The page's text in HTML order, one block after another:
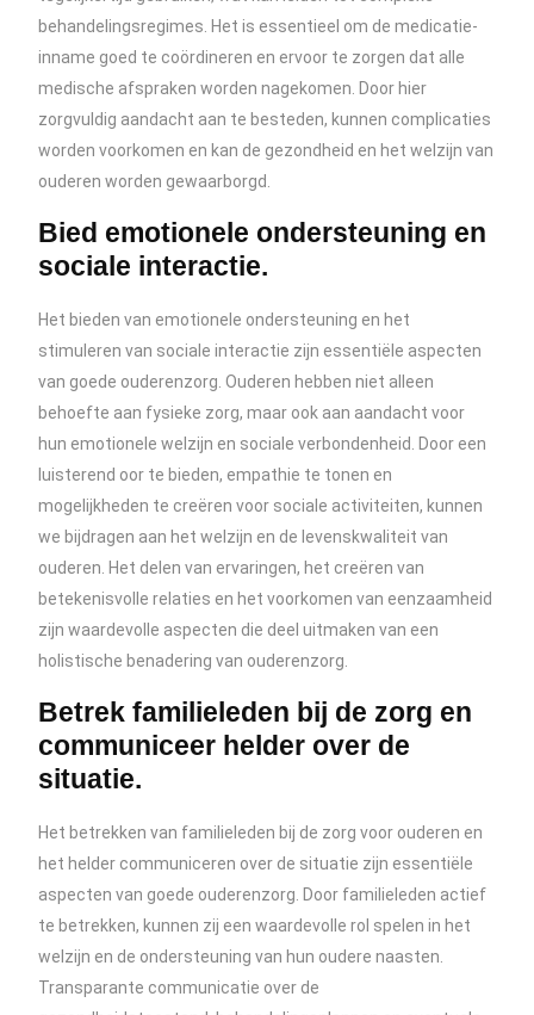
behandelingsregimes. Het is essentieel om de medicatie-
inname goed te coördineren en ervoor te zorgen dat alle
medische afspraken worden nagekomen. Door hier
zorgvuldig aandacht aan te besteden, kunnen complicaties
worden voorkomen en kan de gezondheid en het welzijn van
ouderen worden gewaarborgd.
Bied emotionele ondersteuning en
sociale interactie.
Het bieden van emotionele ondersteuning en het
stimuleren van sociale interactie zijn essentiële aspecten
van goede ouderenzorg. Ouderen hebben niet alleen
behoefte aan fysieke zorg, maar ook aan aandacht voor
hun emotionele welzijn en sociale verbondenheid. Door een
luisterend oor te bieden, empathie te tonen en
mogelijkheden te creëren voor sociale activiteiten, kunnen
we bijdragen aan het welzijn en de levenskwaliteit van
ouderen. Het delen van ervaringen, het creëren van
betekenisvolle relaties en het voorkomen van eenzaamheid
zijn waardevolle aspecten die deel uitmaken van een
holistische benadering van ouderenzorg.
Betrek familieleden bij de zorg en
communiceer helder over de
situatie.
Het betrekken van familieleden bij de zorg voor ouderen en
het helder communiceren over de situatie zijn essentiële
aspecten van goede ouderenzorg. Door familieleden actief
te betrekken, kunnen zij een waardevolle rol spelen in het
welzijn en de ondersteuning van hun oudere naasten.
Transparante communicatie over de